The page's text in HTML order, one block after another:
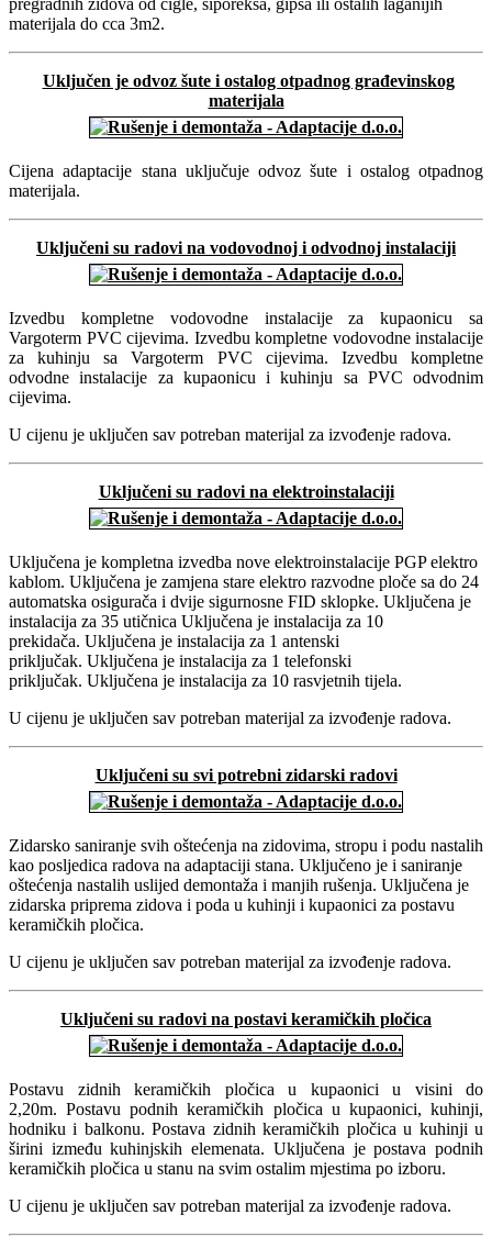
pregradnih zidova od cigle, siporeksa, gipsa ili ostalih laganijih
materijala do cca 3m2.
Uključen je odvoz šute i ostalog otpadnog građevinskog
materijala
Cijena adaptacije stana uključuje odvoz šute i ostalog otpadnog
materijala.
Uključeni su radovi na vodovodnoj i odvodnoj instalaciji
Izvedbu kompletne vodovodne instalacije za kupaonicu sa
Vargoterm PVC cijevima. Izvedbu kompletne vodovodne instalacije
za kuhinju sa Vargoterm PVC cijevima. Izvedbu kompletne
odvodne instalacije za kupaonicu i kuhinju sa PVC odvodnim
cijevima.
U cijenu je uključen sav potreban materijal za izvođenje radova.
Uključeni su radovi na elektroinstalaciji
Uključena je kompletna izvedba nove elektroinstalacije PGP elektro
kablom. Uključena je zamjena stare elektro razvodne ploče sa do 24
automatska osigurača i dvije sigurnosne FID sklopke. Uključena je
instalacija za 35 utičnica Uključena je instalacija za 10
prekidača. Uključena je instalacija za 1 antenski
priključak. Uključena je instalacija za 1 telefonski
priključak. Uključena je instalacija za 10 rasvjetnih tijela.
U cijenu je uključen sav potreban materijal za izvođenje radova.
Uključeni su svi potrebni zidarski radovi
Zidarsko saniranje svih oštećenja na zidovima, stropu i podu nastalih
kao posljedica radova na adaptaciji stana. Uključeno je i saniranje
oštećenja nastalih uslijed demontaža i manjih rušenja. Uključena je
zidarska priprema zidova i poda u kuhinji i kupaonici za postavu
keramičkih pločica.
U cijenu je uključen sav potreban materijal za izvođenje radova.
Uključeni su radovi na postavi keramičkih pločica
Postavu zidnih keramičkih pločica u kupaonici u visini do
2,20m. Postavu podnih keramičkih pločica u kupaonici, kuhinji,
hodniku i balkonu. Postava zidnih keramičkih pločica u kuhinji u
širini između kuhinjskih elemenata. Uključena je postava podnih
keramičkih pločica u stanu na svim ostalim mjestima po izboru.
U cijenu je uključen sav potreban materijal za izvođenje radova.